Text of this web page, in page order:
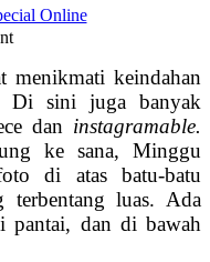
menikmati keindahan
Di sini juga banyak
dan instagramable.
ke sana, Minggu
di atas batu-batu
luas. Ada
pantai, dan di bawah